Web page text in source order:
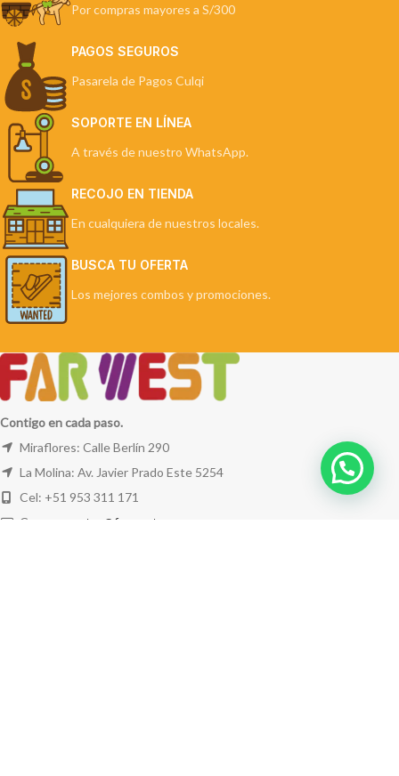
Por compras mayores a S/300
PAGOS SEGUROS
Pasarela de Pagos Culqi
SOPORTE EN LÍNEA
A través de nuestro WhatsApp.
RECOJO EN TIENDA
En cualquiera de nuestros locales.
BUSCA TU OFERTA
Los mejores combos y promociones.
Contigo en cada paso.
Miraflores: Calle Berlín 290
La Molina: Av. Javier Prado Este 5254
Cel: +51 953 311 171
Correo:
ventas@farwest.pe